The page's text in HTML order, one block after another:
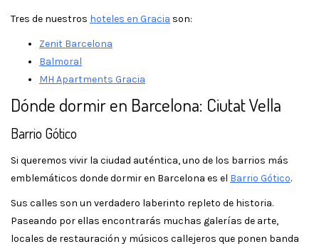
Tres de nuestros hoteles en Gracia son:
Zenit Barcelona
Balmoral
MH Apartments Gracia
Dónde dormir en Barcelona: Ciutat Vella
Barrio Gótico
Si queremos vivir la ciudad auténtica, uno de los barrios más
emblemáticos donde dormir en Barcelona es el Barrio Gótico.
Sus calles son un verdadero laberinto repleto de historia.
Paseando por ellas encontrarás muchas galerías de arte,
locales de restauración y músicos callejeros que ponen banda